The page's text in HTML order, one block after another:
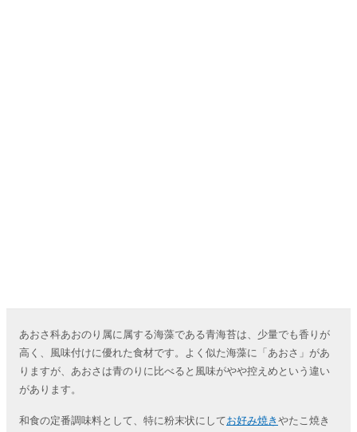
あおさ科あおのり属に属する海藻である青海苔は、少量でも香りが
高く、風味付けに優れた食材です。よく似た海藻に「あおさ」があ
りますが、あおさは青のりに比べると風味がやや控えめという違い
があります。
和食の定番調味料として、特に粉末状にしてお好み焼き やたこ焼き